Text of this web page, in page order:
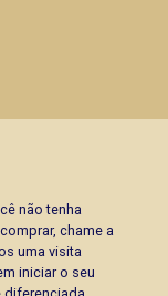
não tenha
chame a
uma visita
iniciar o seu